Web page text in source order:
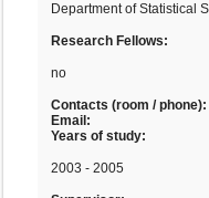
Department of Statistical
Research Fellows:
no
Contacts (room / phone):
Email:
Years of study:
2003 - 2005